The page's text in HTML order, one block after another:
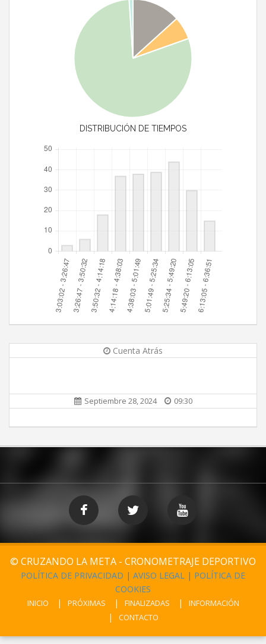
DISTRIBUCIÓN DE TIEMPOS
Cuenta Atrás
Septiembre 28, 2024 09:30
© CRUZANDO LA META - CRONOMETRAJE DEPORTIVO
POLÍTICA DE PRIVACIDAD | AVISO LEGAL | POLÍTICA DE
COOKIES
INICIO PRÓXIMAS FINALIZADAS
INFORMACIÓN
CONTACTO